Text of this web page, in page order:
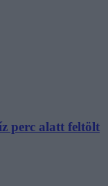
perc alatt feltölt